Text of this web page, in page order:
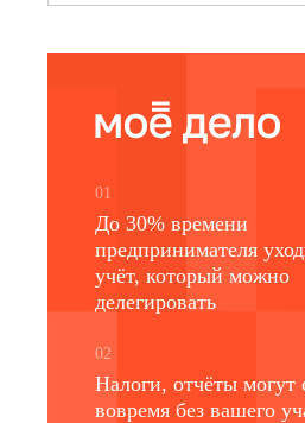
01
До 30% времени
предпринимателя
учёт, который можно
делегировать
02
Налоги, отчёты могут
вовремя без вашего